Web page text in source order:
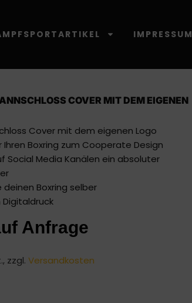
IMPRESSUM
COVER MIT DEM EIGENEN
Cover mit dem eigenen Logo
Ihren Boxring zum Cooperate Design
Social Media Kanälen ein absoluter
deinen Boxring selber
Digitaldruck
Anfrage
zzgl. Versandkosten